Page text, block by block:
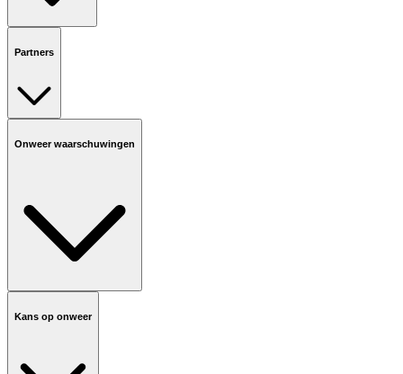
Partners
Onweer waarschuwingen
Kans op onweer